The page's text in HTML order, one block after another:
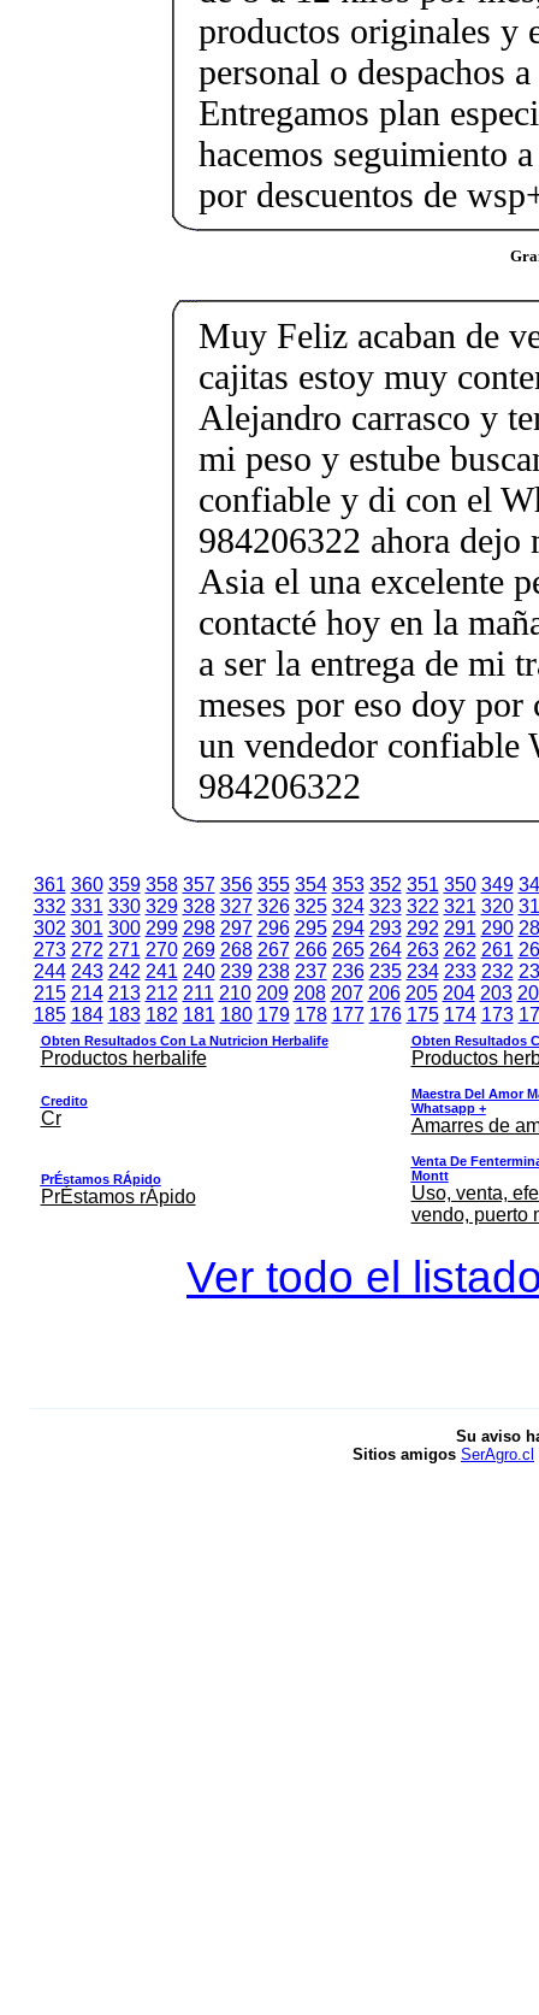
productos originales y
personal o despachos
Entregamos plan
hacemos seguimiento
por descuentos de
Muy Feliz acaban de
cajitas estoy muy
Alejandro carrasco y
mi peso y estube
confiable y di con el
984206322 ahora dejo
Asia el una excelente
contacté hoy en la
a ser la entrega de mi
meses por eso doy por
un vendedor confiable
984206322
361 360 359 358 357 356 355 354 353 352 351 350 349
332 331 330 329 328 327 326 325 324 323 322 321 320
302 301 300 299 298 297 296 295 294 293 292 291 290
273 272 271 270 269 268 267 266 265 264 263 262 261
244 243 242 241 240 239 238 237 236 235 234 233 232
215 214 213 212 211 210 209 208 207 206 205 204 203
185 184 183 182 181 180 179 178 177 176 175 174 173
Obten Resultados Con La Nutricion Herbalife
Productos herbalife
Obten Resultados
Productos
Credito
Cr
Maestra Del Amor
Whatsapp +
Amarres de
PrÉstamos RÁpido
PrÉstamos rÁpido
Venta De
Montt
Uso, venta,
vendo, puerto
Ver todo el
Su aviso
Sitios amigos SerAgro.cl